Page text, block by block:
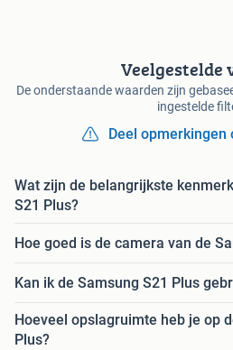
Veelgestelde
De onderstaande waarden zijn
ingestelde
Deel opmerkingen
Wat zijn de belangrijkste
S21 Plus?
Hoe goed is de camera van de
Kan ik de Samsung S21 Plus
Hoeveel opslagruimte heb je op
Plus?